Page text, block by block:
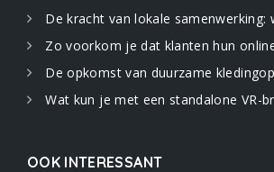
De kracht van lokale samenwerking: waarom
Zo voorkom je dat klanten hun online winkelwagentje
De opkomst van duurzame
Wat kun je met een standalone VR-
OOK INTERESSANT